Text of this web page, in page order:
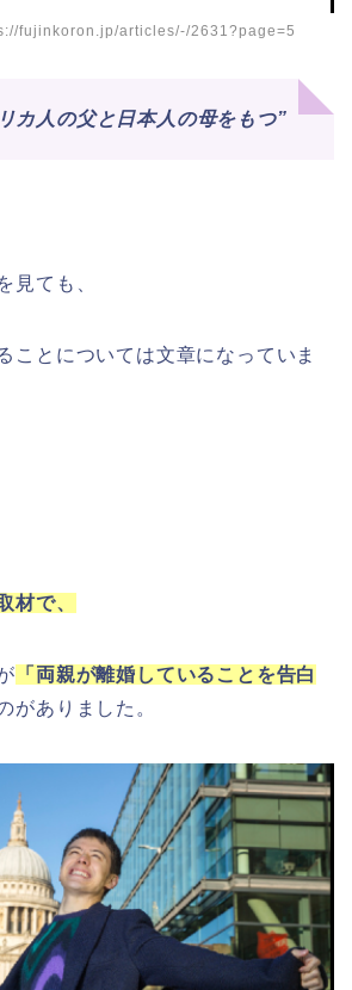
fujinkoron.jp/articles/-/2631?page=5
カ人の父と日本人の母をもつ”
見ても、
ことについては文章になっていま
材で、
「両親が離婚していることを告白
がありました。